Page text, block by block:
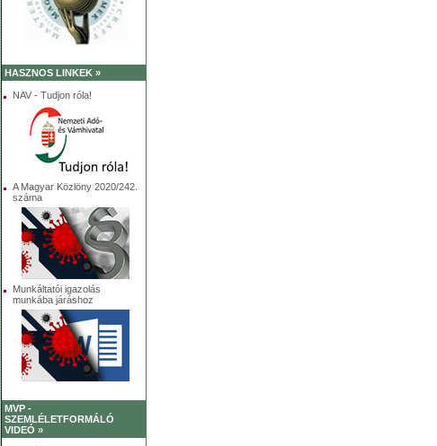
HASZNOS LINKEK »
NAV - Tudjon róla!
A Magyar Közlöny 2020/242.
száma
Munkáltatói igazolás
munkába járáshoz
MVP -
SZEMLÉLETFORMÁLÓ
VIDEÓ »